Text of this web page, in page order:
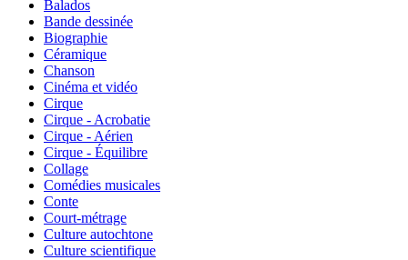
Balados
Bande dessinée
Biographie
Céramique
Chanson
Cinéma et vidéo
Cirque
Cirque - Acrobatie
Cirque - Aérien
Cirque - Équilibre
Collage
Comédies musicales
Conte
Court-métrage
Culture autochtone
Culture scientifique